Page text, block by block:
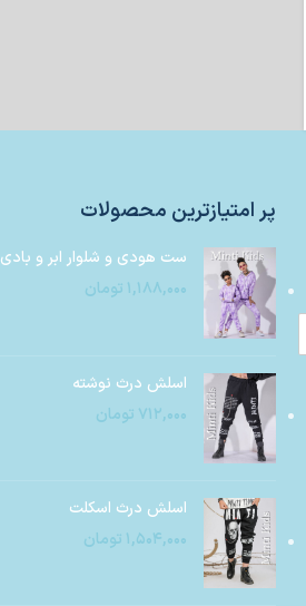
پر امتیازترین محصولات
ست هودی و شلوار ابر و بادی
۱,۱۸۸,۰۰۰ تومان
اسلش درث نوشته
۷۱۲,۰۰۰ تومان
اسلش درث اسکلت
۱,۵۰۴,۰۰۰ تومان